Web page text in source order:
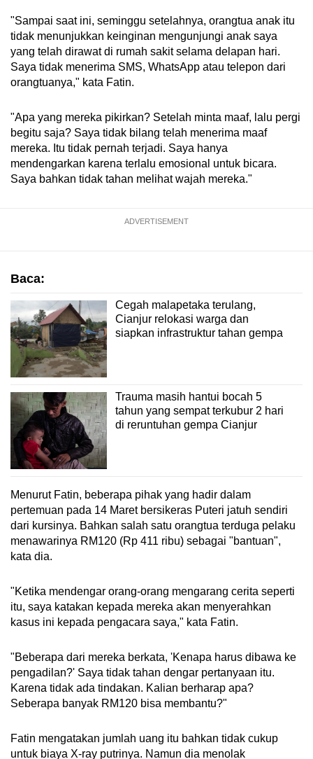
"Sampai saat ini, seminggu setelahnya, orangtua anak itu
tidak menunjukkan keinginan mengunjungi anak saya
yang telah dirawat di rumah sakit selama delapan hari.
Saya tidak menerima SMS, WhatsApp atau telepon dari
orangtuanya," kata Fatin.
"Apa yang mereka pikirkan? Setelah minta maaf, lalu pergi
begitu saja? Saya tidak bilang telah menerima maaf
mereka. Itu tidak pernah terjadi. Saya hanya
mendengarkan karena terlalu emosional untuk bicara.
Saya bahkan tidak tahan melihat wajah mereka."
ADVERTISEMENT
Baca:
Cegah malapetaka terulang,
Cianjur relokasi warga dan
siapkan infrastruktur tahan gempa
Trauma masih hantui bocah 5
tahun yang sempat terkubur 2 hari
di reruntuhan gempa Cianjur
Menurut Fatin, beberapa pihak yang hadir dalam
pertemuan pada 14 Maret bersikeras Puteri jatuh sendiri
dari kursinya. Bahkan salah satu orangtua terduga pelaku
menawarinya RM120 (Rp 411 ribu) sebagai "bantuan",
kata dia.
"Ketika mendengar orang-orang mengarang cerita seperti
itu, saya katakan kepada mereka akan menyerahkan
kasus ini kepada pengacara saya," kata Fatin.
"Beberapa dari mereka berkata, 'Kenapa harus dibawa ke
pengadilan?' Saya tidak tahan dengar pertanyaan itu.
Karena tidak ada tindakan. Kalian berharap apa?
Seberapa banyak RM120 bisa membantu?"
Fatin mengatakan jumlah uang itu bahkan tidak cukup
untuk biaya X-ray putrinya. Namun dia menolak